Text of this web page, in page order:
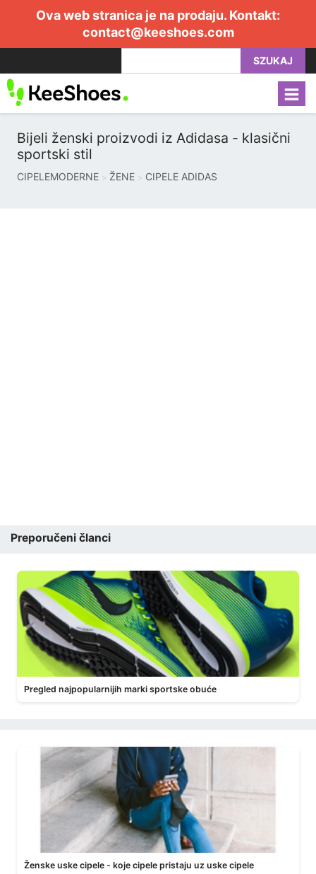
Ova web stranica je na prodaju. Kontakt:
contact@keeshoes.com
SZUKAJ
Bijeli ženski proizvodi iz Adidasa - klasični
sportski stil
CIPELEMODERNE ŽENE CIPELE ADIDAS
Preporučeni članci
Pregled najpopularnijih marki sportske obuće
Ženske uske cipele - koje cipele pristaju uz uske cipele